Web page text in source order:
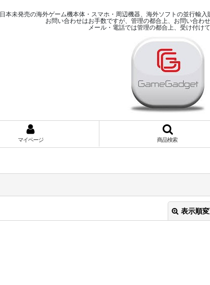
日本未発売の海外ゲーム機本体・スマホ・周辺機器、海外ソフトの並行輸入
お問い合わせはお手数ですが、管理の都合上、お問い合わ
メール・電話では管理の都合上、受け付けて
マイページ 商品検索
表示順